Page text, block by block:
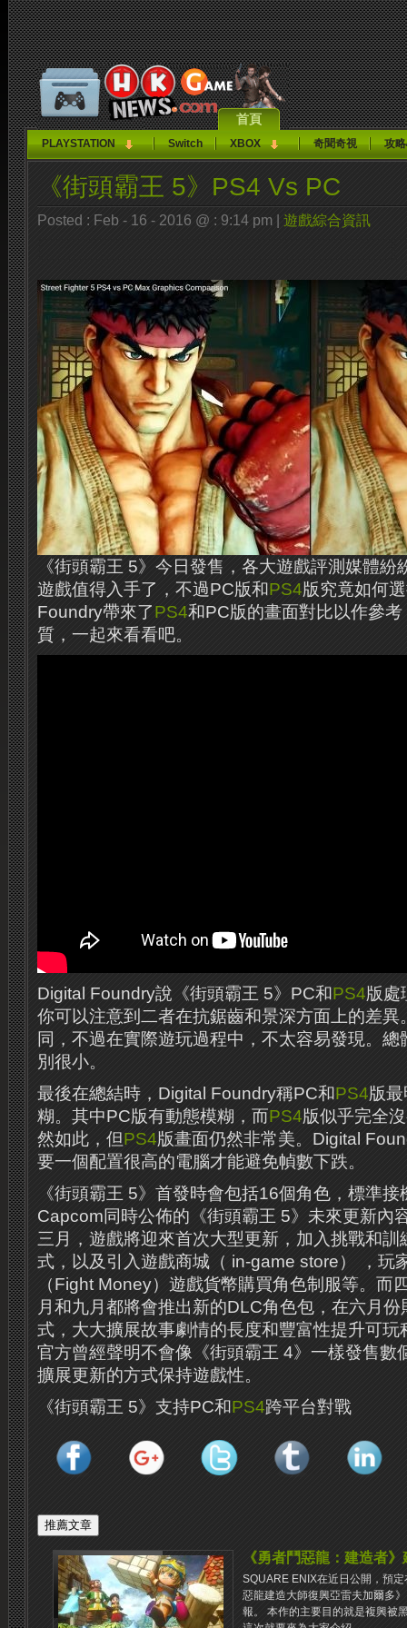
首頁
PLAYSTATION Switch XBOX 奇聞奇視 攻
《街頭霸王 5》PS4 Vs PC
Posted : Feb - 16 - 2016 @ : 9:14 pm | 遊戲綜合資訊
《街頭霸王 5》今日發售，各大遊戲評測媒體
遊戲值得入手了，不過PC版和PS4版究竟如何
Foundry帶來了PS4和PC版的畫面對比以作參
質，一起來看看吧。
Digital Foundry說《街頭霸王 5》PC和PS4版處
你可以注意到二者在抗鋸齒和景深方面上的差異
同，不過在實際遊玩過程中，不太容易發現。
別很小。
最後在總結時，Digital Foundry稱PC和PS4版
糊。其中PC版有動態模糊，而PS4版似乎完全
然如此，但PS4版畫面仍然非常美。Digital
要一個配置很高的電腦才能避免幀數下跌。
《街頭霸王 5》首發時會包括16個角色，標準接
Capcom同時公佈的《街頭霸王 5》未來更新內
三月，遊戲將迎來首次大型更新，加入挑戰和訓
式，以及引入遊戲商城（ in-game store） ，玩
（Fight Money）遊戲貨幣購買角色制服等。而
月和九月都將會推出新的DLC角色包，在六月
式，大大擴展故事劇情的長度和豐富性提升可玩
官方曾經聲明不會像《街頭霸王 4》一樣發售數
擴展更新的方式保持遊戲性。
《街頭霸王 5》支持PC和PS4跨平台對戰
《勇者鬥惡龍：建造者
SQUARE ENIX在近日公開，預
惡龍建造大師復興亞雷夫加爾多
報。 本作的主要目的就是複興被